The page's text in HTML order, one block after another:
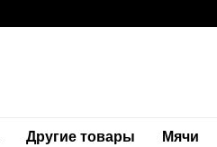
Другие товары Мячи